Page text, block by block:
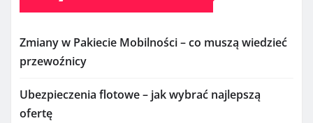
Zmiany w Pakiecie Mobilności – co muszą wiedzieć
przewoźnicy
Ubezpieczenia flotowe – jak wybrać najlepszą
ofertę